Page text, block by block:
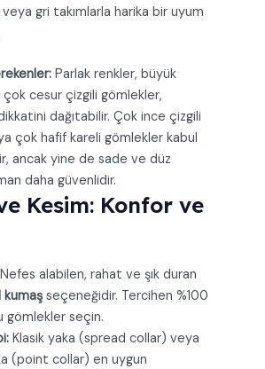
gri takımlarla harika bir uyum
Parlak renkler, büyük
cesur çizgili gömlekler,
dağıtabilir. Çok ince çizgili
çok hafif kareli gömlekler kabul
ancak yine de sade ve düz
daha güvenlidir.
Kesim: Konfor ve
alabilen, rahat ve şık duran
kumaşseçeneğidir. Tercihen %100
gömlekler seçin.
Klasik yaka (spread collar) veya
(point collar) en uygun